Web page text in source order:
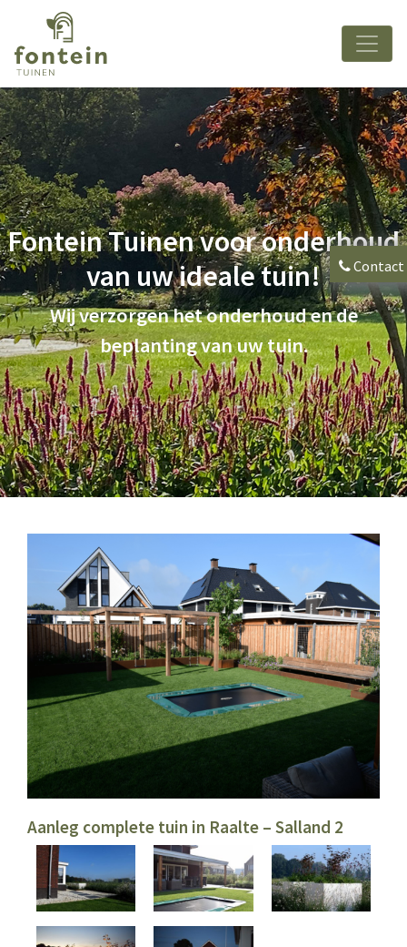
Fontein Tuinen voor onderhoud
van uw ideale tuin!
Wij verzorgen het onderhoud en de
beplanting van uw tuin.
Aanleg complete tuin in Raalte – Salland 2
Contact